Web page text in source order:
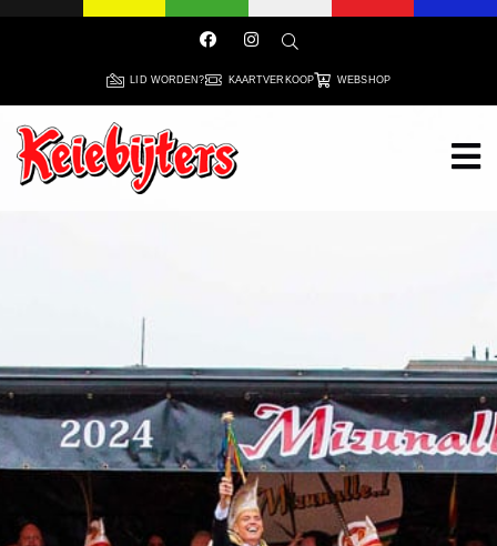
LID WORDEN? KAARTVERKOOP WEBSHOP